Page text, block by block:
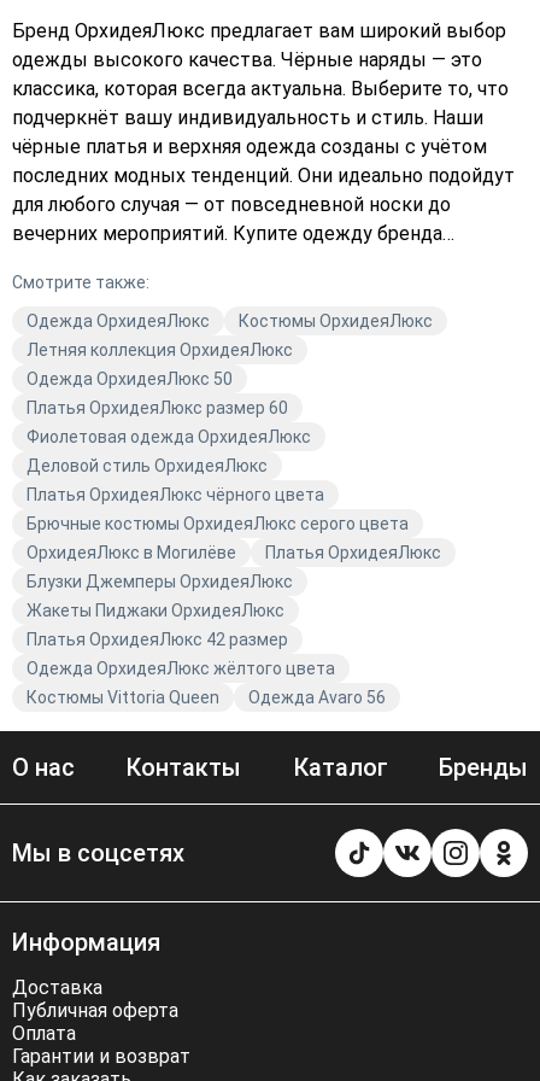
Бренд ОрхидеяЛюкс предлагает вам широкий выбор
одежды высокого качества. Чёрные наряды — это
классика, которая всегда актуальна. Выберите то, что
подчеркнёт вашу индивидуальность и стиль. Наши
чёрные платья и верхняя одежда созданы с учётом
последних модных тенденций. Они идеально подойдут
для любого случая — от повседневной носки до
вечерних мероприятий. Купите одежду бренда
комфорте. Закажите с доставкой прямо сейчас и
получите свой идеальный наряд. Подберите платье,
которое подчеркнёт вашу фигуру, или выберите
стильную куртку для прохладных дней. Не упустите
возможность обновить свой гардероб качественной
одеждой от Avaro. Оформите заказ уже сегодня и
добавьте в свою коллекцию что-то особенное.
Смотрите также:
Одежда ОрхидеяЛюкс
Костюмы ОрхидеяЛюкс
Летняя коллекция ОрхидеяЛюкс
Одежда ОрхидеяЛюкс 50
Платья ОрхидеяЛюкс размер 60
Фиолетовая одежда ОрхидеяЛюкс
Деловой стиль ОрхидеяЛюкс
Платья ОрхидеяЛюкс чёрного цвета
Брючные костюмы ОрхидеяЛюкс серого цвета
ОрхидеяЛюкс в Могилёве
Платья ОрхидеяЛюкс
Блузки Джемперы ОрхидеяЛюкс
Жакеты Пиджаки ОрхидеяЛюкс
Платья ОрхидеяЛюкс 42 размер
Одежда ОрхидеяЛюкс жёлтого цвета
Костюмы Vittoria Queen
Одежда Avaro 56
О нас Контакты Каталог Бренды
Мы в соцсетях
Информация
Доставка
Публичная оферта
Оплата
Гарантии и возврат